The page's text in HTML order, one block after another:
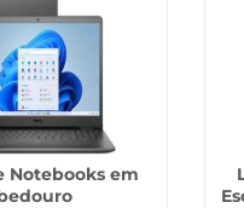
Notebooks em